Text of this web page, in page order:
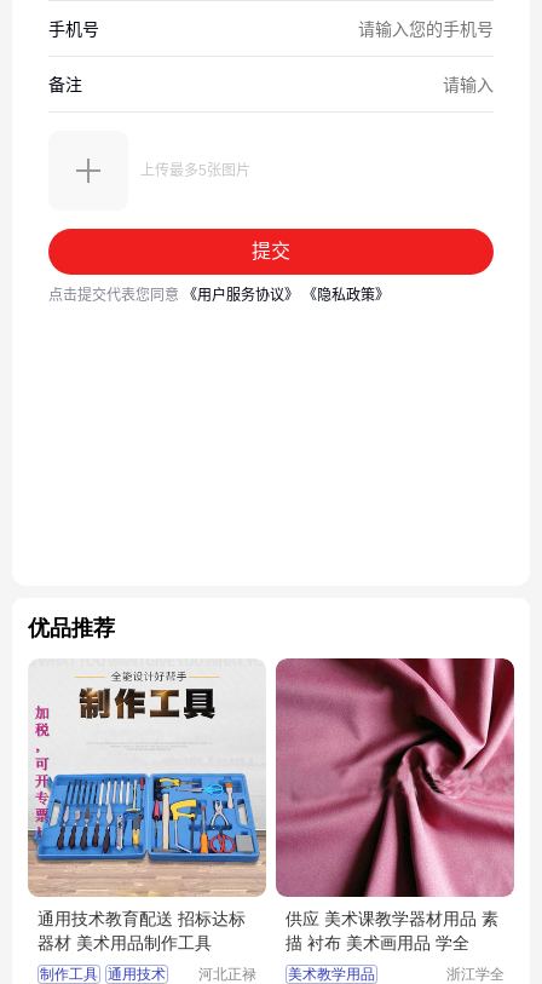
优品推荐
通用技术教育配送 招标达标
器材 美术用品制作工具
制作工具 通用技术
河北正禄
供应 美术课教学器材用品 素
描 衬布 美术画用品 学全
美术教学用品
浙江学全